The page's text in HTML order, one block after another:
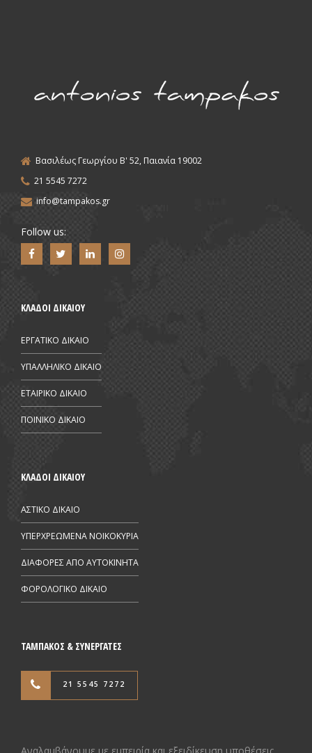
Βασιλέως Γεωργίου Β' 52, Παιανία 19002
21 5545 7272
info@tampakos.gr
Follow us:
ΚΛΑΔΟΙ ΔΙΚΑΙΟΥ
ΕΡΓΑΤΙΚΟ ΔΙΚΑΙΟ
ΥΠΑΛΛΗΛΙΚΟ ΔΙΚΑΙΟ
ΕΤΑΙΡΙΚΟ ΔΙΚΑΙΟ
ΠΟΙΝΙΚΟ ΔΙΚΑΙΟ
ΚΛΑΔΟΙ ΔΙΚΑΙΟΥ
ΑΣΤΙΚΟ ΔΙΚΑΙΟ
ΥΠΕΡΧΡΕΩΜΕΝΑ ΝΟΙΚΟΚΥΡΙΑ
ΔΙΑΦΟΡΕΣ ΑΠΟ AYTOKINHTA
ΦΟΡΟΛΟΓΙΚΟ ΔΙΚΑΙΟ
ΤΑΜΠΑΚΟΣ & ΣΥΝΕΡΓΑΤΕΣ
21 5545 7272